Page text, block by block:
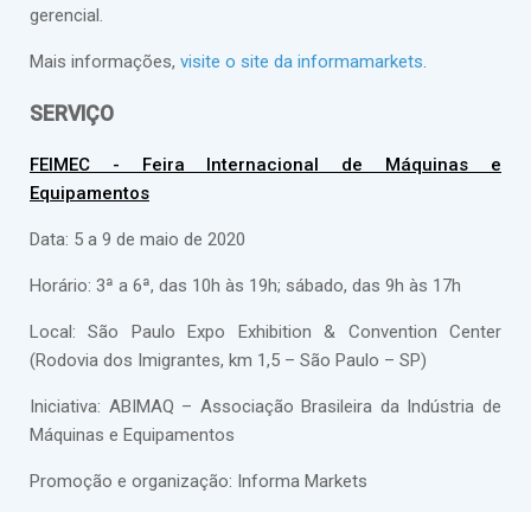
gerencial.
Mais informações, visite o site da informamarkets.
SERVIÇO
FEIMEC - Feira Internacional de Máquinas e
Equipamentos
Data: 5 a 9 de maio de 2020
Horário: 3ª a 6ª, das 10h às 19h; sábado, das 9h às 17h
Local: São Paulo Expo Exhibition & Convention Center
(Rodovia dos Imigrantes, km 1,5 – São Paulo – SP)
Iniciativa: ABIMAQ – Associação Brasileira da Indústria de
Máquinas e Equipamentos
Promoção e organização: Informa Markets